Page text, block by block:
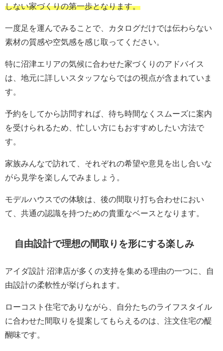
しない家づくりの第一歩となります。
一度足を運んでみることで、カタログだけでは伝わらない
素材の質感や空気感を感じ取ってください。
特に沼津エリアの気候に合わせた家づくりのアドバイス
は、地元に詳しいスタッフならではの視点が含まれていま
す。
予約をしてから訪問すれば、待ち時間なくスムーズに案内
を受けられるため、忙しい方にもおすすめしたい方法で
す。
家族みんなで訪れて、それぞれの希望や意見を出し合いな
がら見学を楽しんでみましょう。
モデルハウスでの体験は、後の間取り打ち合わせにおい
て、共通の認識を持つための貴重なベースとなります。
自由設計で理想の間取りを形にする楽しみ
アイダ設計 沼津店が多くの支持を集める理由の一つに、自
由設計の柔軟性が挙げられます。
ローコスト住宅でありながら、自分たちのライフスタイル
に合わせた間取りを提案してもらえるのは、注文住宅の醍
醐味です。